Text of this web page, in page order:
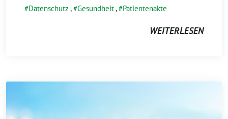
Datenschutz , Gesundheit, Patientenakte
WEITERLESEN